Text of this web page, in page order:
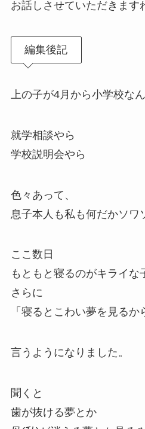
お話しさせていただきます
編集後記
上の子が4月から小学校な
就学相談やら
学校説明会やら
色々あって、
息子本人も私も何だかソワ
ここ数日
もともと寝るのがキライな
さらに
「寝るとこわい夢を見るか
言うようになりました。
聞くと
歯が抜ける夢とか